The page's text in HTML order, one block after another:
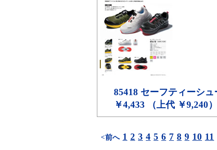
85418 セーフティーシュ
￥4,433 （上代 ￥9,240）
<前へ 1 2 3 4 5 6 7 8 9 10 11